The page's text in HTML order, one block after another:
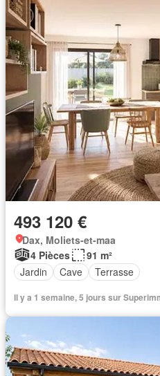
493 120 €
Dax, Moliets-et-maa
4 Pièces
91 m²
Jardin
Cave Terrasse
Il y a 1 semaine, 5 jours sur